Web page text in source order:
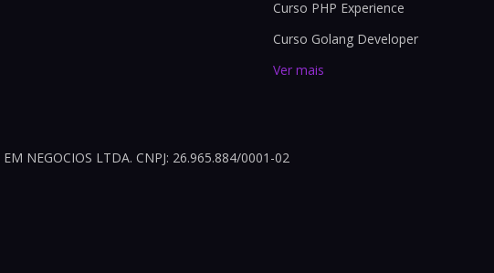
Curso PHP Experience
Curso Golang Developer
Ver mais
NEGOCIOS LTDA. CNPJ: 26.965.884/0001-02